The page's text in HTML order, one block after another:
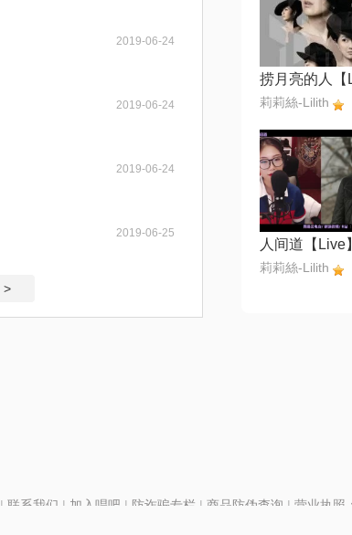
2019-06-24
2019-06-24
2019-06-24
2019-06-25
>
莉莉絲-Lilith
人间道【Live】
莉莉絲-Lilith
| 联系我们 | 加入唱吧 | 防诈骗专栏 | 商品防伪查询 | 营业执照